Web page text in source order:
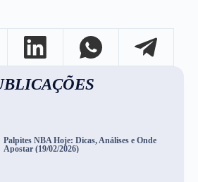
Palpites NBA Hoje: Dicas, Análises e Onde
Apostar (19/02/2026)